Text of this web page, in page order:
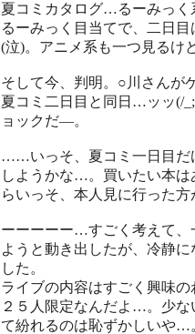
夏コミカタログ…るーみっく
るーみっく目当てで、二日
(泣)。アニメ系も一つ見るけ
そして今、判明。○川さんが
夏コミ二日目と同日…ッッ(/
ョックだ―。
……いっそ、夏コミ一日目だ
しようかな…。買いたい本
らいっそ、本人見に行った
ーーーーー…すごく考えて、
ようと動き出したが、冷静
した。
ライブの内容はすごく興味
２５人限定なんだよ…。少
て紛れるのは恥ずかしいや…